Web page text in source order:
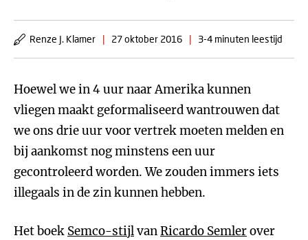
Renze J. Klamer | 27 oktober 2016 | 3-4 minuten leestijd
Hoewel we in 4 uur naar Amerika kunnen
vliegen maakt geformaliseerd wantrouwen dat
we ons drie uur voor vertrek moeten melden en
bij aankomst nog minstens een uur
gecontroleerd worden. We zouden immers iets
illegaals in de zin kunnen hebben.
Het boek Semco-stijlvanRicardo Semlerover